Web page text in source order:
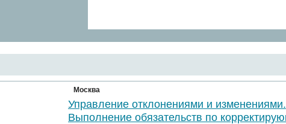
Москва
Управление отклонениями и изменениями.
Выполнение обязательств по